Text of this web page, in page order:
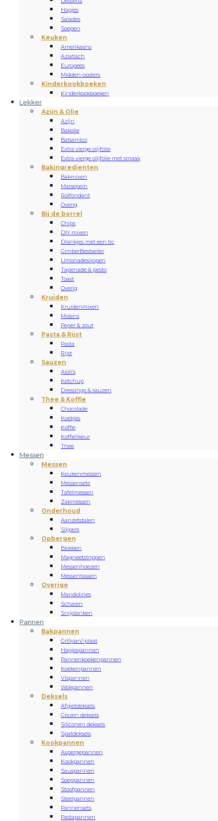
Hapjes
Salades
Soepen
Keuken
Amerikaans
Aziatisch
Europees
Midden-oosters
Kinderkookboeken
Kinderkookboeken
Lekker
Azijn & Olie
Azijn
Bakolie
Balsamico
Extra vierge olijfolie
Extra vierge olijfolie met smaak
Bakingredienten
Bakmixen
Marsepein
Rolfondant
Overig
Bij de borrel
Chips
DIY mixen
Drankjes met een tic
GimberBestseller
Limonadesiropen
Tapenade & pesto
Toast
Overig
Kruiden
Kruidenmixen
Molens
Peper & zout
Pasta & Rijst
Pasta
Rijst
Sauzen
Aioli’s
Ketchup
Dressings & sauzen
Thee & Koffie
Chocolade
Koekjes
Koffie
Koffielikeur
Thee
Messen
Messen
Keukenmessen
Messensets
Tafelmessen
Zakmessen
Onderhoud
Aanzetstalen
Slijpers
Opbergen
Blokken
Magneetstrippen
Messenhoezen
Messentassen
Overige
Mandolines
Scharen
Snijplanken
Pannen
Bakpannen
Grillpan/-plaat
Hapjespannen
Pannenkoekenpannen
Koekenpannen
Vispannen
Wokpannen
Deksels
Afgietdeksels
Glazen deksels
Siliconen deksels
Spatdeksels
Kookpannen
Aspergepannen
Kookpannen
Sauspannen
Soeppannen
Stoofpannen
Steelpannen
Pannensets
Pastapannen